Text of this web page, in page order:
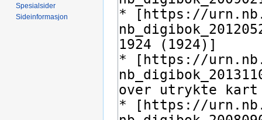
Spesialsider
Sideinformasjon